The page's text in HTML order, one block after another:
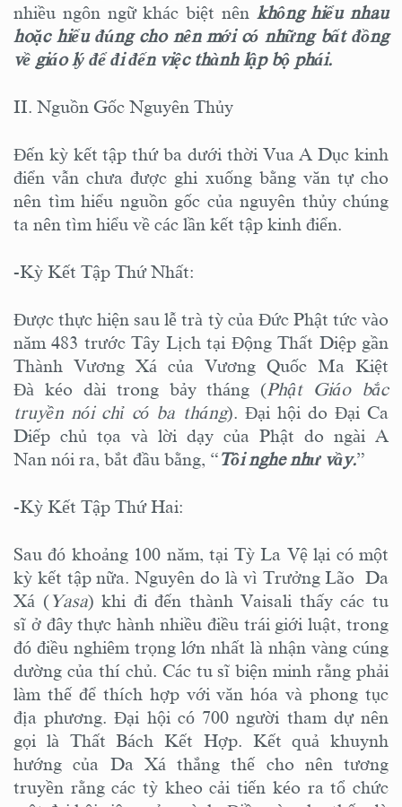
nhiều ngôn ngữ khác biệt nên không hiểu nhau
hoặc hiểu đúng cho nên mới có những bất đồng
về giáo lý để đi đến việc thành lập bộ phái.
II. Nguồn Gốc Nguyên Thủy
Đến kỳ kết tập thứ ba dưới thời Vua A Dục kinh
điển vẫn chưa được ghi xuống bằng văn tự cho
nên tìm hiểu nguồn gốc của nguyên thủy chúng
ta nên tìm hiểu về các lần kết tập kinh điển.
-Kỳ Kết Tập Thứ Nhất:
Được thực hiện sau lễ trà tỳ của Đức Phật tức vào
năm 483 trước Tây Lịch tại Động Thất Diệp gần
Thành Vương Xá của Vương Quốc Ma Kiệt
Đà kéo dài trong bảy tháng (Phật Giáo bắc
truyền nói chỉ có ba tháng). Đại hội do Đại Ca
Diếp chủ tọa và lời dạy của Phật do ngài A
Nan nói ra, bắt đầu bằng, “Tôi nghe như vầy.”
-Kỳ Kết Tập Thứ Hai:
Sau đó khoảng 100 năm, tại Tỳ La Vệ lại có một
kỳ kết tập nữa. Nguyên do là vì Trưởng Lão Da
Xá (Yasa) khi đi đến thành Vaisali thấy các tu
sĩ ở đây thực hành nhiều điều trái giới luật, trong
đó điều nghiêm trọng lớn nhất là nhận vàng cúng
dường của thí chủ. Các tu sĩ biện minh rằng phải
làm thế để thích hợp với văn hóa và phong tục
địa phương. Đại hội có 700 người tham dự nên
gọi là Thất Bách Kết Hợp. Kết quả khuynh
hướng của Da Xá thắng thế cho nên tương
truyền rằng các tỳ kheo cải tiến kéo ra tổ chức